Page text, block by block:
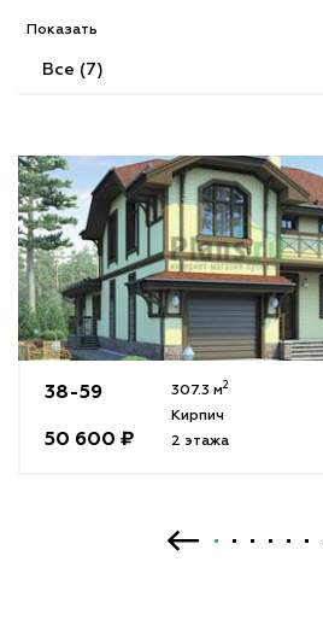
Показать
Все (7)
38-59
50 600 ₽
307.3 м2
Кирпич
2 этажа